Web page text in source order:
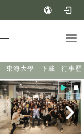
東海大學 下載 行事歷